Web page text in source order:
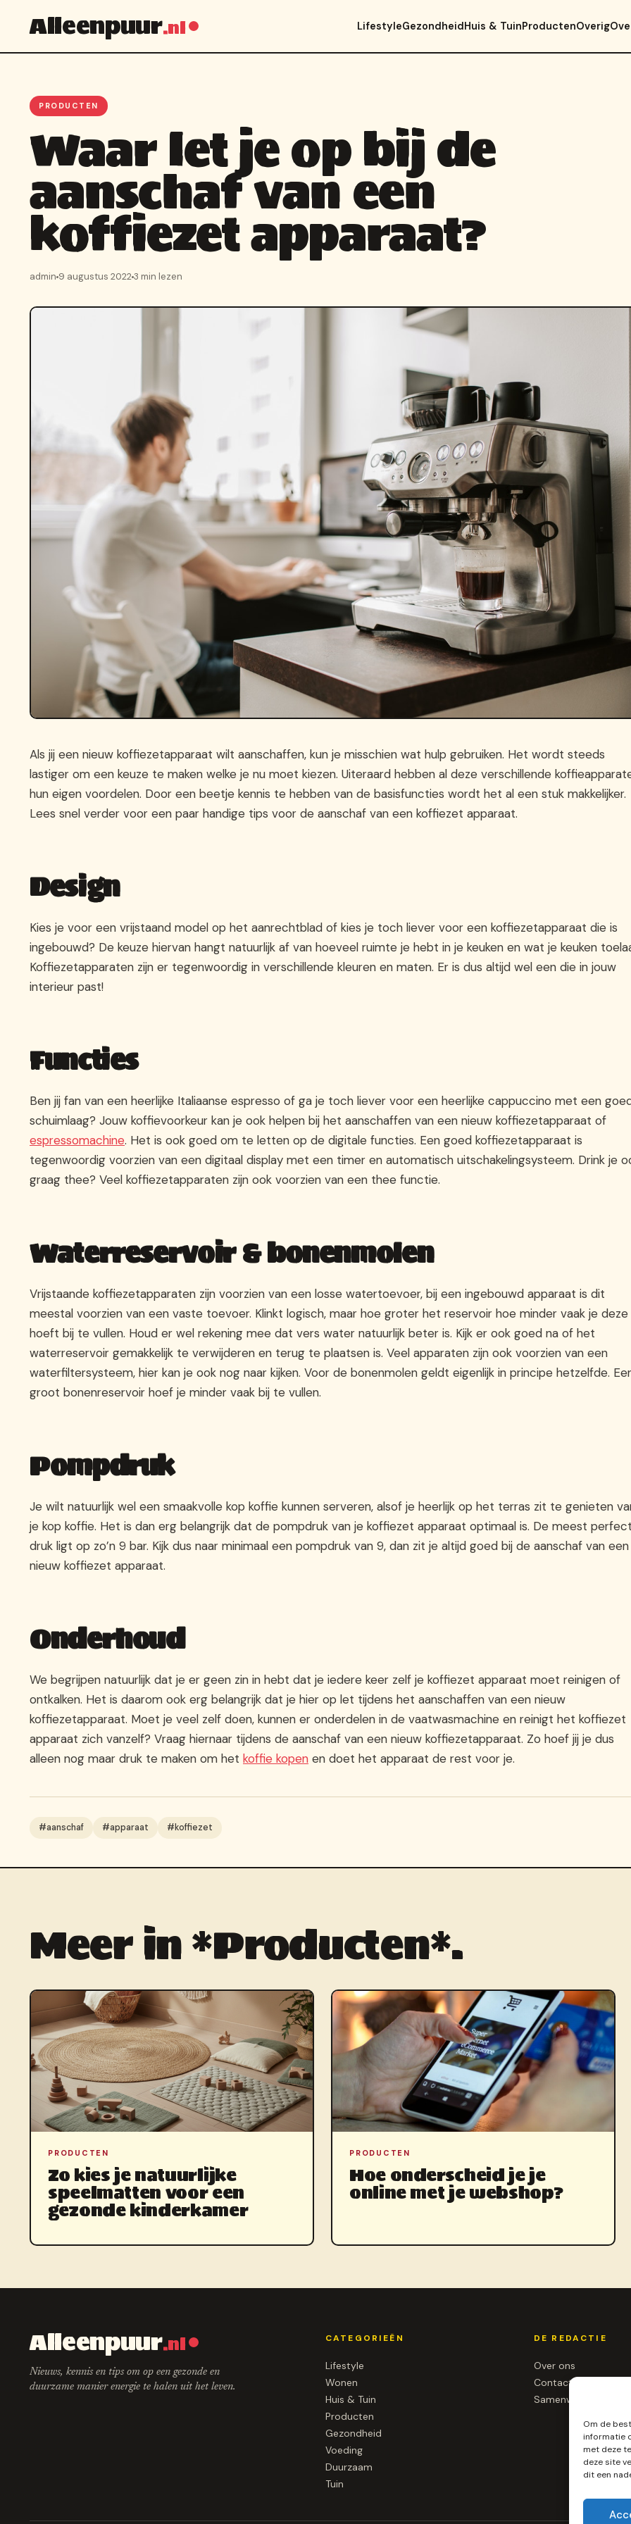
Om de
informatie
met deze
deze site
dit een
Alleenpuur.nl LifestyleGezondheidHuis & TuinProductenOverig
PRODUCTEN
Waar let je op bij de
aanschaf van een
koffiezet apparaat?
admin 9 augustus 20223 min lezen
Als jij een nieuw koffiezetapparaat wilt aanschaffen, kun je misschien wat hulp gebruiken. Het wordt steeds
lastiger om een keuze te maken welke je nu moet kiezen. Uiteraard hebben al deze verschillende
hun eigen voordelen. Door een beetje kennis te hebben van de basisfuncties wordt het al een stuk makkelijker.
Lees snel verder voor een paar handige tips voor de aanschaf van een koffiezet apparaat.
Design
Kies je voor een vrijstaand model op het aanrechtblad of kies je toch liever voor een koffiezetapparaat die is
ingebouwd? De keuze hiervan hangt natuurlijk af van hoeveel ruimte je hebt in je keuken en wat je keuken
Koffiezetapparaten zijn er tegenwoordig in verschillende kleuren en maten. Er is dus altijd wel een die in jouw
interieur past!
Functies
Ben jij fan van een heerlijke Italiaanse espresso of ga je toch liever voor een heerlijke cappuccino met een
schuimlaag? Jouw koffievoorkeur kan je ook helpen bij het aanschaffen van een nieuw koffiezetapparaat of
espressomachine. Het is ook goed om te letten op de digitale functies. Een goed koffiezetapparaat is
tegenwoordig voorzien van een digitaal display met een timer en automatisch uitschakelingsysteem. Drink je
graag thee? Veel koffiezetapparaten zijn ook voorzien van een thee functie.
Waterreservoir & bonenmolen
Vrijstaande koffiezetapparaten zijn voorzien van een losse watertoevoer, bij een ingebouwd apparaat is dit
meestal voorzien van een vaste toevoer. Klinkt logisch, maar hoe groter het reservoir hoe minder vaak je deze
hoeft bij te vullen. Houd er wel rekening mee dat vers water natuurlijk beter is. Kijk er ook goed na of het
waterreservoir gemakkelijk te verwijderen en terug te plaatsen is. Veel apparaten zijn ook voorzien van een
waterfiltersysteem, hier kan je ook nog naar kijken. Voor de bonenmolen geldt eigenlijk in principe hetzelfde.
groot bonenreservoir hoef je minder vaak bij te vullen.
Pompdruk
Je wilt natuurlijk wel een smaakvolle kop koffie kunnen serveren, alsof je heerlijk op het terras zit te genieten
je kop koffie. Het is dan erg belangrijk dat de pompdruk van je koffiezet apparaat optimaal is. De meest
druk ligt op zo’n 9 bar. Kijk dus naar minimaal een pompdruk van 9, dan zit je altijd goed bij de aanschaf van een
nieuw koffiezet apparaat.
Onderhoud
We begrijpen natuurlijk dat je er geen zin in hebt dat je iedere keer zelf je koffiezet apparaat moet reinigen of
ontkalken. Het is daarom ook erg belangrijk dat je hier op let tijdens het aanschaffen van een nieuw
koffiezetapparaat. Moet je veel zelf doen, kunnen er onderdelen in de vaatwasmachine en reinigt het koffiezet
apparaat zich vanzelf? Vraag hiernaar tijdens de aanschaf van een nieuw koffiezetapparaat. Zo hoef jij je dus
alleen nog maar druk te maken om het koffie kopen en doet het apparaat de rest voor je.
#aanschaf #apparaat #koffiezet
Meer in *Producten*.
PRODUCTEN
Zo kies je natuurlijke
speelmatten voor een
gezonde kinderkamer
PRODUCTEN
Hoe onderscheid je je
online met je webshop?
Alleenpuur.nl
Nieuws, kennis en tips om op een gezonde en
duurzame manier energie te halen uit het leven.
CATEGORIEËN
Lifestyle
Wonen
Huis & Tuin
Producten
Gezondheid
Voeding
Duurzaam
Tuin
DE REDACTIE
Over ons
Contact
Samenwerken